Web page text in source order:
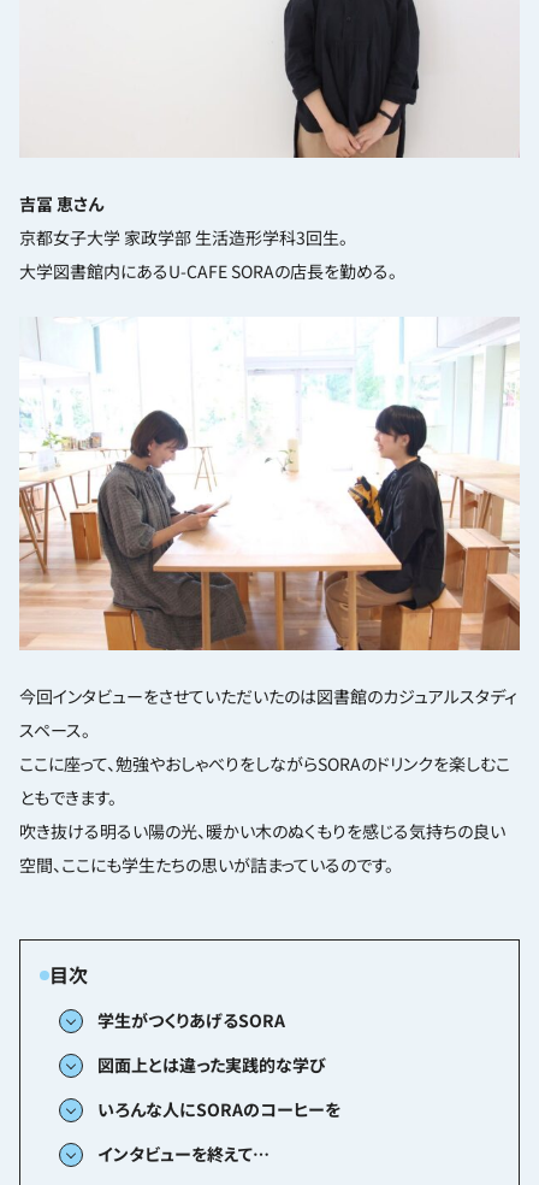
吉冨 恵さん
京都女子大学 家政学部 生活造形学科3回生。
大学図書館内にあるU-CAFE SORAの店長を勤める。
今回インタビューをさせていただいたのは図書館のカジュアルスタディ
スペース。
ここに座って、勉強やおしゃべりをしながらSORAのドリンクを楽しむこ
ともできます。
吹き抜ける明るい陽の光、暖かい木のぬくもりを感じる気持ちの良い
空間、ここにも学生たちの思いが詰まっているのです。
学生がつくりあげるSORA
図面上とは違った実践的な学び
いろんな人にSORAのコーヒーを
インタビューを終えて‎…